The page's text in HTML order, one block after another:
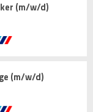
(m/w/d)
(m/w/d)